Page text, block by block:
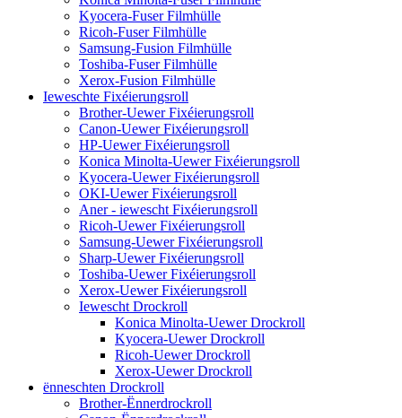
Kyocera-Fuser Filmhülle
Ricoh-Fuser Filmhülle
Samsung-Fusion Filmhülle
Toshiba-Fuser Filmhülle
Xerox-Fusion Filmhülle
Ieweschte Fixéierungsroll
Brother-Uewer Fixéierungsroll
Canon-Uewer Fixéierungsroll
HP-Uewer Fixéierungsroll
Konica Minolta-Uewer Fixéierungsroll
Kyocera-Uewer Fixéierungsroll
OKI-Uewer Fixéierungsroll
Aner - iewescht Fixéierungsroll
Ricoh-Uewer Fixéierungsroll
Samsung-Uewer Fixéierungsroll
Sharp-Uewer Fixéierungsroll
Toshiba-Uewer Fixéierungsroll
Xerox-Uewer Fixéierungsroll
Iewescht Drockroll
Konica Minolta-Uewer Drockroll
Kyocera-Uewer Drockroll
Ricoh-Uewer Drockroll
Xerox-Uewer Drockroll
ënneschten Drockroll
Brother-Ënnerdrockroll